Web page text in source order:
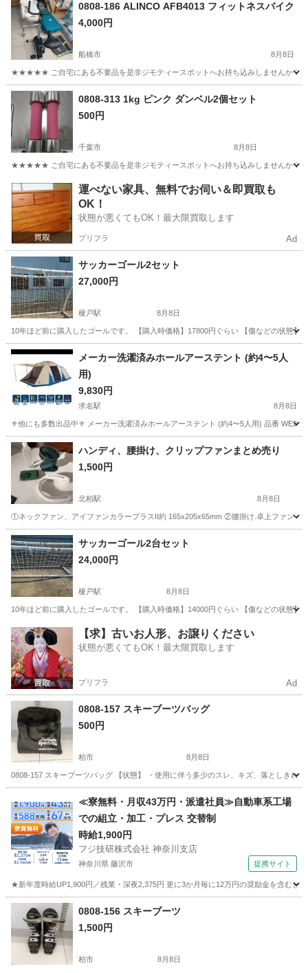
0808-186 ALINCO AFB4013 フィットネスバイク
4,000円
船橋市 8月8日
★★★★★ ご自宅にある不要品を是非ジモティースポットへお持ち込みしませんか？
千葉 船橋市 フィットネス、トレーニング
0808-313 1kg ピンク ダンベル2個セット
500円
千葉市 8月8日
★★★★★ ご自宅にある不要品を是非ジモティースポットへお持ち込みしませんか？
千葉 千葉市 フィットネス、トレーニング ダンベル
運べない家具、無料でお伺い＆即買取も
OK！
状態が悪くてもOK！最大限買取します
プリフラ Ad
サッカーゴール2セット
27,000円
榎戸駅 8月8日
10年ほど前に購入したゴールです。 【購入時価格】17800円ぐらい 【傷などの状態
千葉 八街市 榎戸駅 サッカー
メーカー洗濯済みホールアーステント (約4〜5人
用)
9,830円
求名駅 8月8日
⚜ 他にも多数出品中⚜ メーカー洗濯済みホールアーステント (約4〜5人用) 品番
千葉 東金市 求名駅 スポーツ
ハンディ、腰掛け、クリップファンまとめ売り
1,500円
北柏駅 8月8日
①ネックファン、アイファンカラープラスII約 165x205x65mm ②腰掛け.卓上ファン
千葉 柏市 北柏駅 スポーツ
サッカーゴール2台セット
24,000円
榎戸駅 8月8日
10年ほど前に購入したゴールです。 【購入時価格】14000円ぐらい 【傷などの状態
千葉 八街市 榎戸駅 サッカー 状態
【求】古いお人形、お譲りください
状態が悪くてもOK！最大限買取します
プリフラ Ad
0808-157 スキーブーツバッグ
500円
柏市 8月8日
0808-157 スキーブーツバッグ 【状態】 ・使用に伴う多少のスレ、キズ、落としき
スキー スキーブーツ
≪寮無料・月収43万円・派遣社員≫自動車系工場
での組立・加工・プレス 交替制
時給1,900円
フジ技研株式会社 神奈川支店
神奈川県 藤沢市 提携サイト
★新年度時給UP1,900円／残業・深夜2,375円 更に3か月毎に12万円の奨励金を含む
神奈川 藤沢市 0808-156 スキーブーツ
1,500円
柏市 8月8日